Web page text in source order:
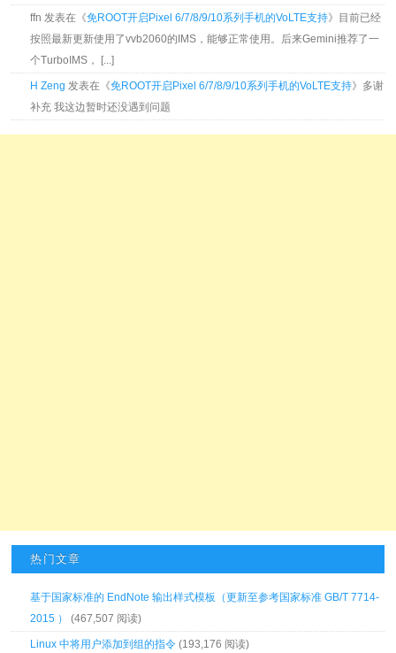
ffn 发表在《免ROOT开启Pixel 6/7/8/9/10系列手机的VoLTE支持》目前已经
按照最新更新使用了vvb2060的IMS，能够正常使用。后来Gemini推荐了一
个TurboIMS， [...]
H Zeng 发表在《免ROOT开启Pixel 6/7/8/9/10系列手机的VoLTE支持》多谢
补充 我这边暂时还没遇到问题
热门文章
基于国家标准的 EndNote 输出样式模板（更新至参考国家标准 GB/T 7714-
2015 ）
(467,507 阅读)
Linux 中将用户添加到组的指令 (193,176 阅读)